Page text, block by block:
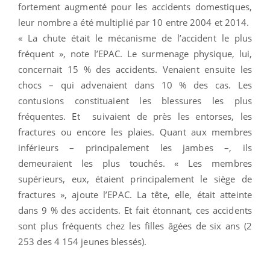
fortement augmenté pour les accidents domestiques,
leur nombre a été multiplié par 10 entre 2004 et 2014.
« La chute était le mécanisme de l’accident le plus
fréquent », note l’EPAC. Le surmenage physique, lui,
concernait 15 % des accidents. Venaient ensuite les
chocs – qui advenaient dans 10 % des cas. Les
contusions constituaient les blessures les plus
fréquentes. Et suivaient de près les entorses, les
fractures ou encore les plaies. Quant aux membres
inférieurs – principalement les jambes –, ils
demeuraient les plus touchés. « Les membres
supérieurs, eux, étaient principalement le siège de
fractures », ajoute l’EPAC. La tête, elle, était atteinte
dans 9 % des accidents. Et fait étonnant, ces accidents
sont plus fréquents chez les filles âgées de six ans (2
253 des 4 154 jeunes blessés).